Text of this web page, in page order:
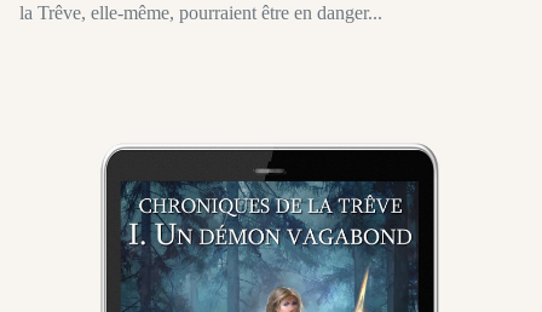
la Trêve, elle-même, pourraient être en danger...